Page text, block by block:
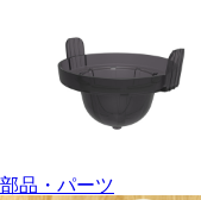
部品・パーツ